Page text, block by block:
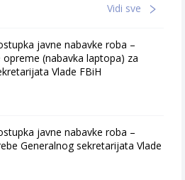
Vidi sve
javne nabavke roba –
(nabavka laptopa) za
Vlade FBiH
javne nabavke roba –
Generalnog sekretarijata Vlade